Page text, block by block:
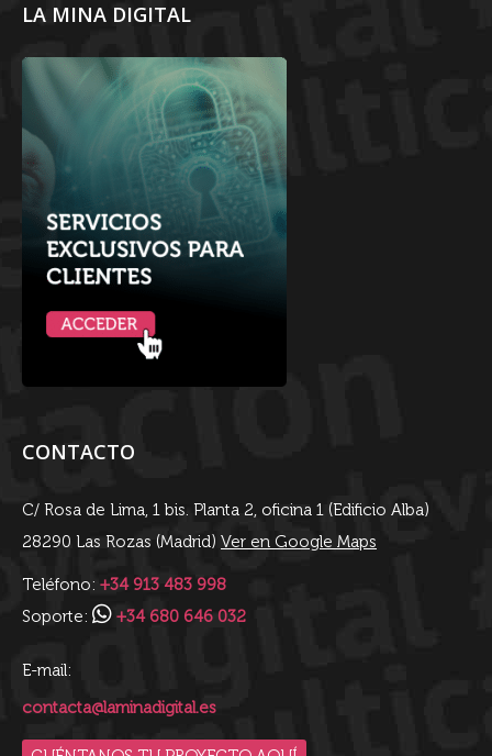
LA MINA DIGITAL
CONTACTO
C/ Rosa de Lima, 1 bis. Planta 2, oficina 1 (Edificio Alba)
28290 Las Rozas (Madrid) Ver en Google Maps
Teléfono: +34 913 483 998
Soporte:
+34 680 646 032
E-mail:
contacta@laminadigital.es